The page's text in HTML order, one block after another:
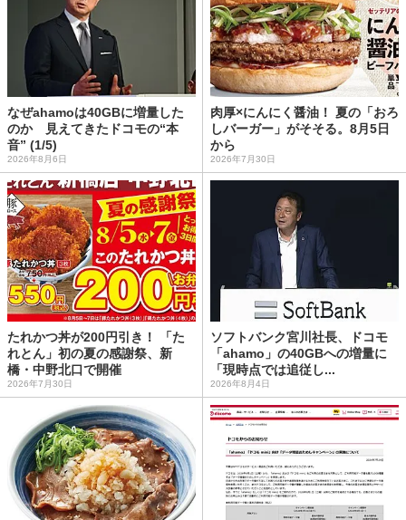
なぜahamoは40GBに増量した
のか 見えてきたドコモの“本
音” (1/5)
2026年8月6日
肉厚×にんにく醤油！ 夏の「おろ
しバーガー」がそそる。8月5日
から
2026年7月30日
たれかつ丼が200円引き！ 「た
れとん」初の夏の感謝祭、新
橋・中野北口で開催
2026年7月30日
ソフトバンク宮川社長、ドコモ
「ahamo」の40GBへの増量に
「現時点では追従し...
2026年8月4日